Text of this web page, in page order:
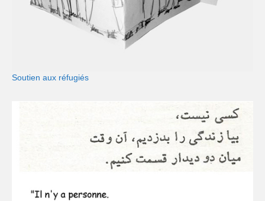
Soutien aux réfugiés